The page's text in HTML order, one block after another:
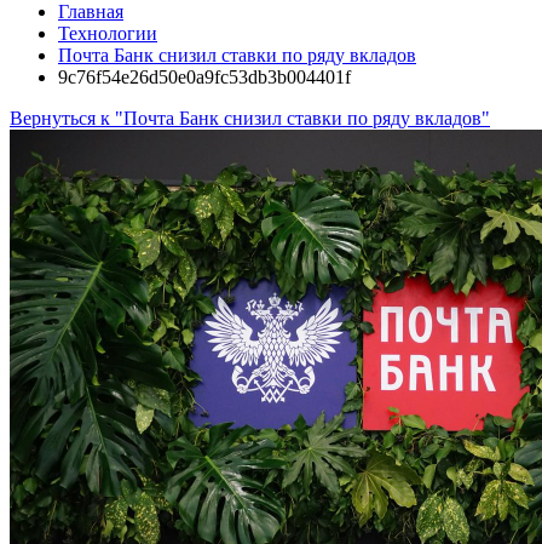
Главная
Технологии
Почта Банк снизил ставки по ряду вкладов
9c76f54e26d50e0a9fc53db3b004401f
Вернуться к "Почта Банк снизил ставки по ряду вкладов"